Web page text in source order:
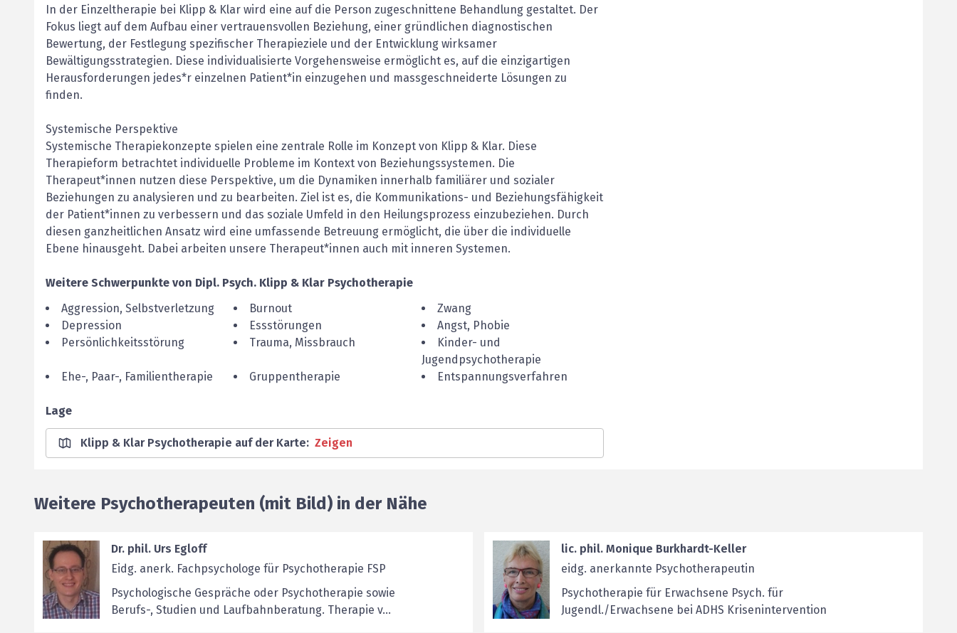
In der Einzeltherapie bei Klipp & Klar wird eine auf die Person zugeschnittene Behandlung gestaltet. Der
Fokus liegt auf dem Aufbau einer vertrauensvollen Beziehung, einer gründlichen diagnostischen
Bewertung, der Festlegung spezifischer Therapieziele und der Entwicklung wirksamer
Bewältigungsstrategien. Diese individualisierte Vorgehensweise ermöglicht es, auf die einzigartigen
Herausforderungen jedes*r einzelnen Patient*in einzugehen und massgeschneiderte Lösungen zu
finden.
Systemische Perspektive
Systemische Therapiekonzepte spielen eine zentrale Rolle im Konzept von Klipp & Klar. Diese
Therapieform betrachtet individuelle Probleme im Kontext von Beziehungssystemen. Die
Therapeut*innen nutzen diese Perspektive, um die Dynamiken innerhalb familiärer und sozialer
Beziehungen zu analysieren und zu bearbeiten. Ziel ist es, die Kommunikations- und Beziehungsfähigkeit
der Patient*innen zu verbessern und das soziale Umfeld in den Heilungsprozess einzubeziehen. Durch
diesen ganzheitlichen Ansatz wird eine umfassende Betreuung ermöglicht, die über die individuelle
Ebene hinausgeht. Dabei arbeiten unsere Therapeut*innen auch mit inneren Systemen.
Weitere Schwerpunkte von Dipl. Psych. Klipp & Klar Psychotherapie
Aggression, Selbstverletzung
Burnout
Zwang
Depression
Essstörungen
Angst, Phobie
Persönlichkeitsstörung
Trauma, Missbrauch
Kinder- und
Jugendpsychotherapie
Ehe-, Paar-, Familientherapie
Gruppentherapie Entspannungsverfahren
Lage
Klipp & Klar Psychotherapie auf der Karte: Zeigen
Weitere Psychotherapeuten (mit Bild) in der Nähe
Dr. phil. Urs Egloff
Eidg. anerk. Fachpsychologe für Psychotherapie FSP
Psychologische Gespräche oder Psychotherapie sowie
Berufs-, Studien und Laufbahnberatung. Therapie v...
lic. phil. Monique Burkhardt-Keller
eidg. anerkannte Psychotherapeutin
Psychotherapie für Erwachsene Psych. für
Jugendl./Erwachsene bei ADHS Krisenintervention